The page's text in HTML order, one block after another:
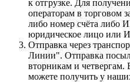
к отгрузке. Для
операторам в торговом
либо номер счёта либо
юридическое лицо или
Отправка через
Линии". Отправка
вторникам и
можете получить у